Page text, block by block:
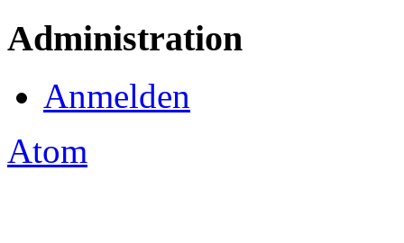
Administration
Anmelden
Atom